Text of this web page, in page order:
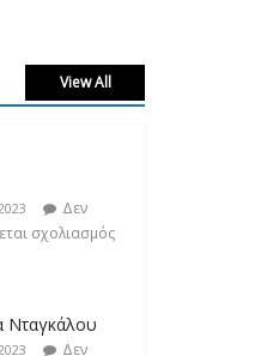
View All
Δεν
σχολιασμός
Νταγκάλου
Δεν